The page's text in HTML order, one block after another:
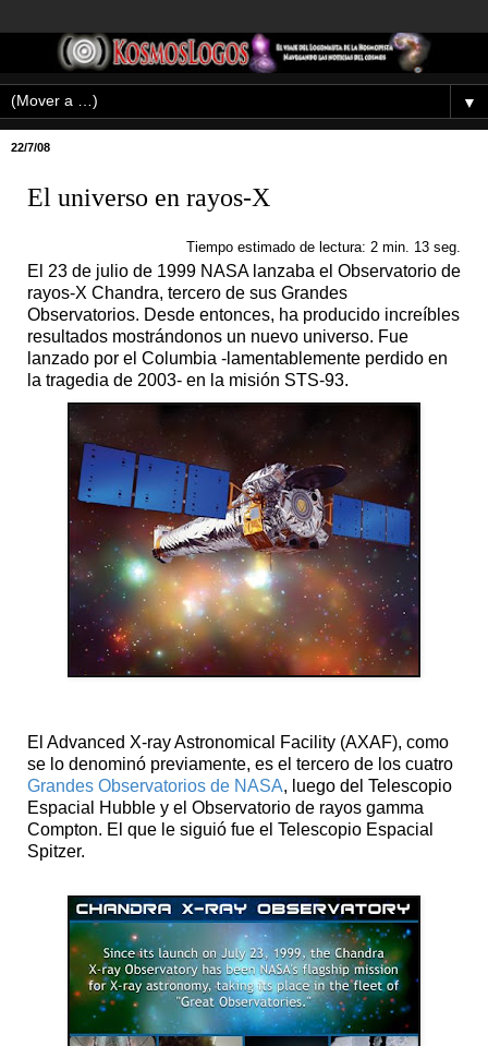
▼
22/7/08
El universo en rayos-X
Tiempo estimado de lectura: 2 min. 13 seg.
El 23 de julio de 1999 NASA lanzaba el Observatorio de
rayos-X Chandra, tercero de sus Grandes
Observatorios. Desde entonces, ha producido increíbles
resultados mostrándonos un nuevo universo. Fue
lanzado por el Columbia -lamentablemente perdido en
la tragedia de 2003- en la misión STS-93.
El Advanced X-ray Astronomical Facility (AXAF), como
se lo denominó previamente, es el tercero de los cuatro
Grandes Observatorios de NASA, luego del Telescopio
Espacial Hubble y el Observatorio de rayos gamma
Compton. El que le siguió fue el Telescopio Espacial
Spitzer.